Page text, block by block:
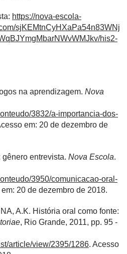
https://nova-escola-
sjKEMtnCyHXaPa54n83WNj
his2-
na aprendizagem. Nova
3832/a-importancia-dos-
em: 20 de dezembro de
entrevista. Nova Escola.
3950/comunicacao-oral-
em: 20 de dezembro de 2018.
A.K. História oral como fonte:
, Rio Grande, 2011, pp. 95 -
article/view/2395/1286. Acesso